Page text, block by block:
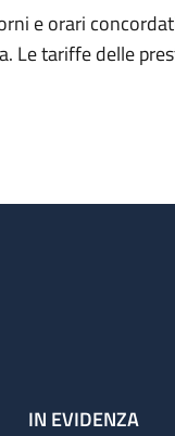
e orari
Le tariffe delle
IN EVIDENZA